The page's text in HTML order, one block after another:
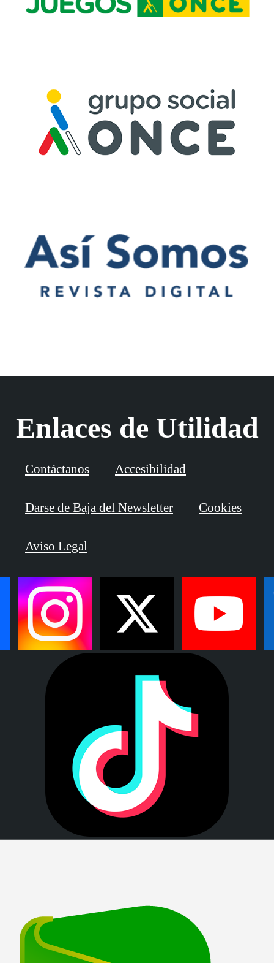
Enlaces de Utilidad
Contáctanos Accesibilidad
Darse de Baja del Newsletter Cookies
Aviso Legal